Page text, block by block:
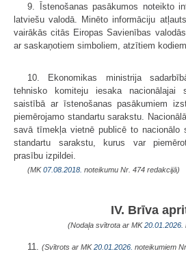
9. Īstenošanas pasākumos noteikto
latviešu valodā. Minēto informāciju
vairākās citās Eiropas Savienības
ar saskaņotiem simboliem, atzītiem
10. Ekonomikas ministrija
tehnisko komiteju iesaka nacionālajai
saistībā ar īstenošanas pasākumiem
piemērojamo standartu sarakstu.
savā tīmekļa vietnē publicē to nacionālo
standartu sarakstu, kurus var
prasību izpildei.
(MK07.08.2018. noteikumu Nr. 474 redakcijā)
IV. Brīva
(Nodaļa svītrota ar MK20.01.2026.
11. (Svītrots ar MK20.01.2026. noteikumiem